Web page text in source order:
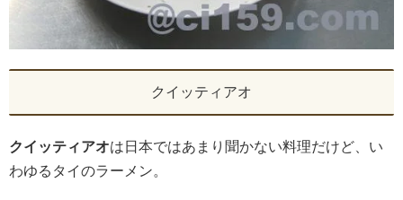
クイッティアオ
クイッティアオは日本ではあまり聞かない料理だけど、い
わゆるタイのラーメン。